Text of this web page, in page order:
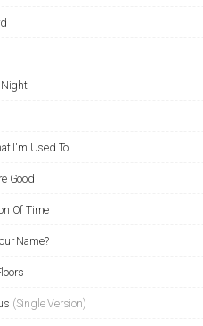
Night
I'm Used To
Good
Of Time
Name?
(Single Version)